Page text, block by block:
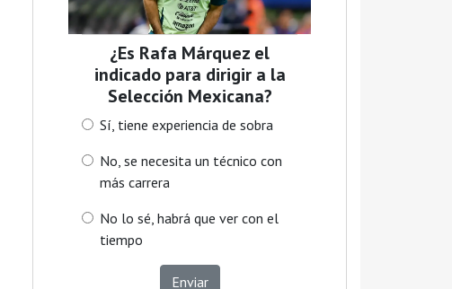
¿Es Rafa Márquez el
indicado para dirigir a la
Selección Mexicana?
Sí, tiene experiencia de sobra
No, se necesita un técnico con
más carrera
No lo sé, habrá que ver con el
tiempo
Enviar